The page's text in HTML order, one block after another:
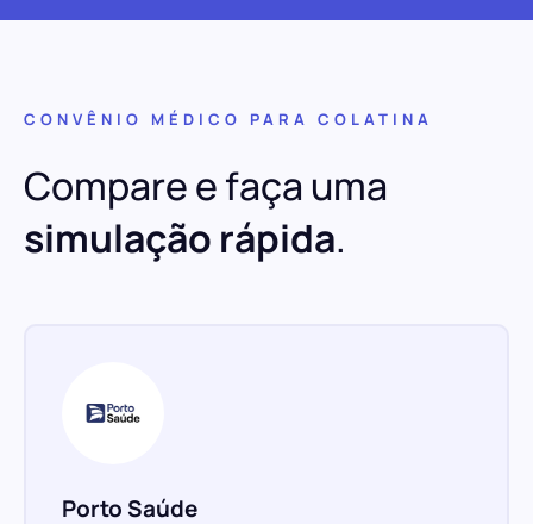
CONVÊNIO MÉDICO PARA COLATINA
Compare e faça uma
simulação rápida.
Porto Saúde